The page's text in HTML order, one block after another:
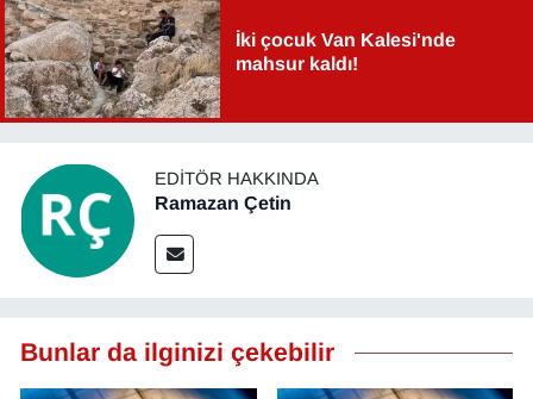
İki çocuk Van Kalesi'nde
mahsur kaldı!
EDITÖR HAKKINDA
Ramazan Çetin
Bunlar da ilginizi çekebilir
SPOR
TEBRİK
TEKNOLOJİ
Turizm
Vasıta